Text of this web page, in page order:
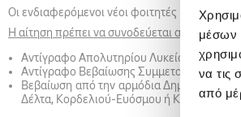
μέσων
να τις
από
Οι ενδιαφερόμενοι νέοι φοιτητές
Η αίτηση πρέπει να συνοδεύεται από τα
Αντίγραφο Απολυτηρίου Λυκείου έτους
Αντίγραφο Βεβαίωσης Συμμετοχής στις
Βεβαίωση από την αρμόδια Δημοτική
Δέλτα, Κορδελιού-Ευόσμου ή Κοζάνης.